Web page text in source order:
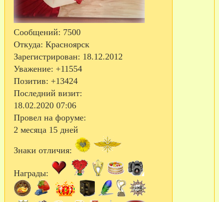
Сообщений: 7500
Откуда: Красноярск
Зарегистрирован: 18.12.2012
Уважение: +11554
Позитив: +13424
Последний визит:
18.02.2020 07:06
Провел на форуме:
2 месяца 15 дней
Знаки отличия:
Награды: